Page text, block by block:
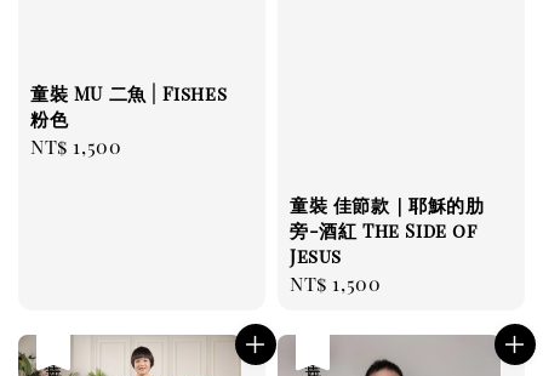
童裝 MU 二魚 | Fishes
粉色
Regular
NT$ 1,500
童裝 佳節款｜耶穌的肋
旁-酒紅 The Side of
Jesus
Regular
NT$ 1,500